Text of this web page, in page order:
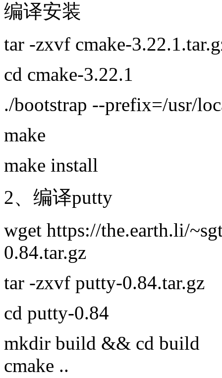
编译安装
tar -zxvf cmake-
cd cmake-3.22.1
./bootstrap --prefix=/usr/
make
make install
2、编译putty
wget https://the.earth.li/
0.84.tar.gz
tar -zxvf putty-0.84.tar.gz
cd putty-0.84
mkdir build && cd build
cmake ..